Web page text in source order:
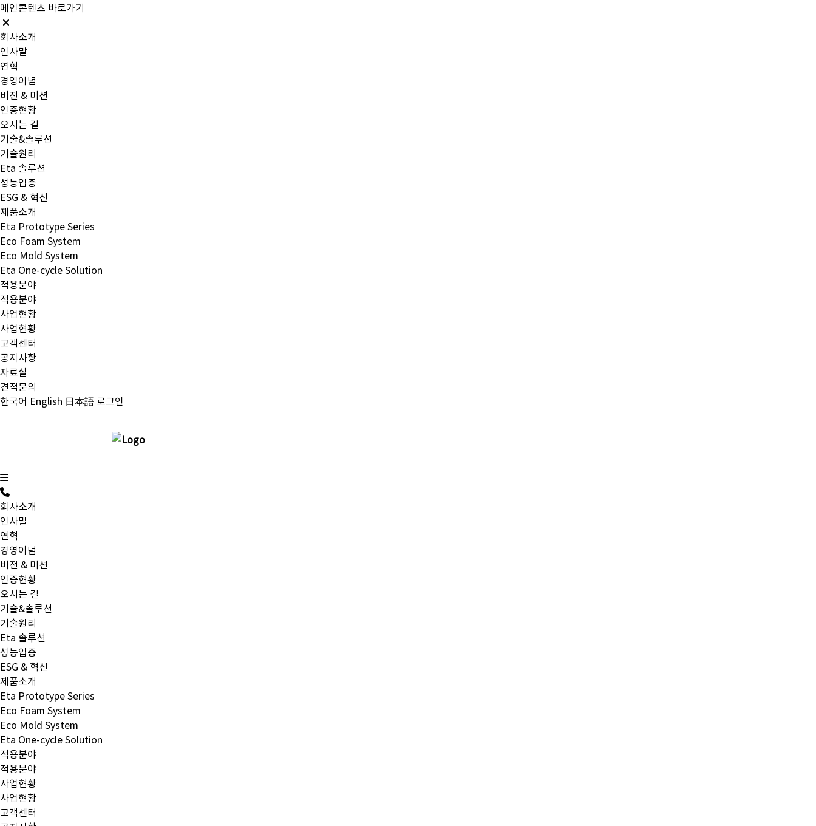
메인콘텐츠 바로가기
회사소개
인사말
연혁
경영이념
비전 & 미션
인증현황
오시는 길
기술&솔루션
기술원리
Eta 솔루션
성능입증
ESG & 혁신
제품소개
Eta Prototype Series
Eco Foam System
Eco Mold System
Eta One-cycle Solution
적용분야
적용분야
사업현황
사업현황
고객센터
공지사항
자료실
견적문의
한국어 English 日本語 로그인
회사소개
인사말
연혁
경영이념
비전 & 미션
인증현황
오시는 길
기술&솔루션
기술원리
Eta 솔루션
성능입증
ESG & 혁신
제품소개
Eta Prototype Series
Eco Foam System
Eco Mold System
Eta One-cycle Solution
적용분야
적용분야
사업현황
사업현황
고객센터